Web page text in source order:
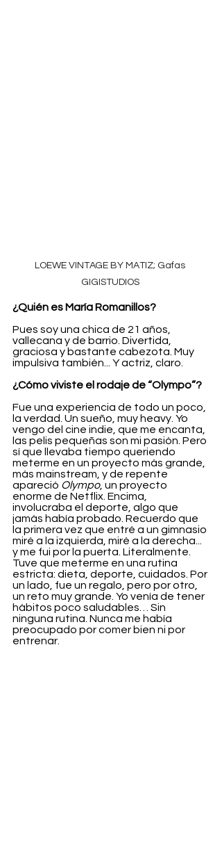
LOEWE VINTAGE BY MATIZ; Gafas
GIGISTUDIOS
¿Quién es María Romanillos?
Pues soy una chica de 21 años,
vallecana y de barrio. Divertida,
graciosa y bastante cabezota. Muy
impulsiva también... Y actriz, claro.
¿Cómo viviste el rodaje de “Olympo”?
Fue una experiencia de todo un poco,
la verdad. Un sueño, muy heavy. Yo
vengo del cine indie, que me encanta,
las pelis pequeñas son mi pasión. Pero
sí que llevaba tiempo queriendo
meterme en un proyecto más grande,
más mainstream, y de repente
apareció Olympo, un proyecto
enorme de Netflix. Encima,
involucraba el deporte, algo que
jamás había probado. Recuerdo que
la primera vez que entré a un gimnasio
miré a la izquierda, miré a la derecha...
y me fui por la puerta. Literalmente.
Tuve que meterme en una rutina
estricta: dieta, deporte, cuidados. Por
un lado, fue un regalo, pero por otro,
un reto muy grande. Yo venía de tener
hábitos poco saludables… Sin
ninguna rutina. Nunca me había
preocupado por comer bien ni por
entrenar.